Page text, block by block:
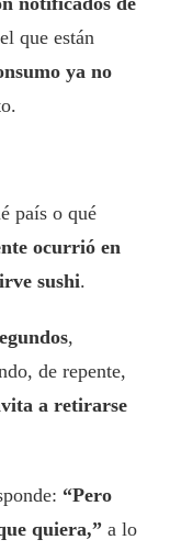
que están
ya no
país o qué
ocurrió en
sushi.
,
de repente,
a retirarse
“Pero
quiera,” a lo